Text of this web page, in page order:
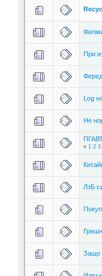
При
Log
Не
« 1 2 3
ЛзБ
Защо